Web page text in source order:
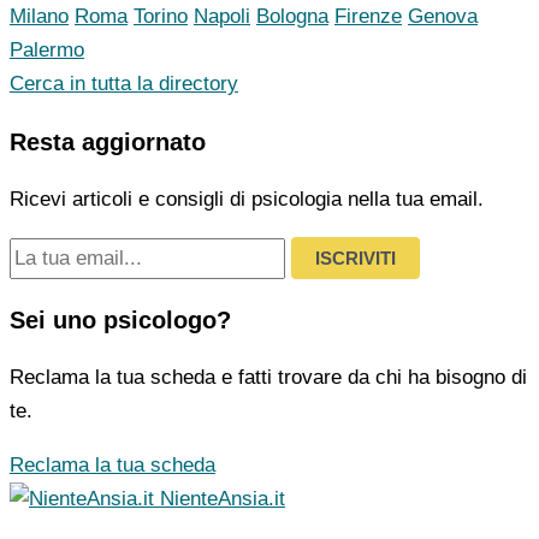
Milano Roma Torino Napoli Bologna Firenze Genova
Palermo
Cerca in tutta la directory
Resta aggiornato
Ricevi articoli e consigli di psicologia nella tua email.
ISCRIVITI
Sei uno psicologo?
Reclama la tua scheda e fatti trovare da chi ha bisogno di
te.
Reclama la tua scheda
NienteAnsia.it